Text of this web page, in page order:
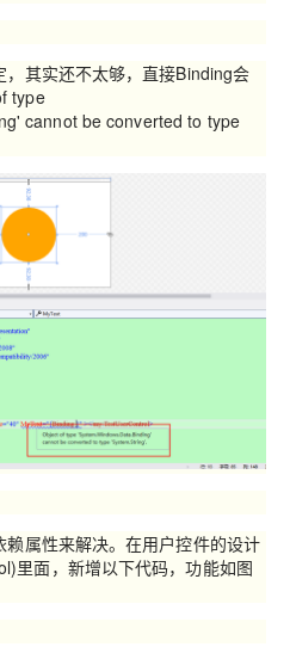
其实还不太够，直接Binding会
type
cannot be converted to type
属性来解决。在用户控件的设计
里面，新增以下代码，功能如图